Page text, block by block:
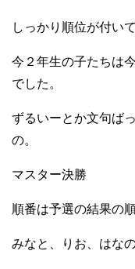
しっかり順位が付い
今２年生の子たちは
でした。
ずるいーとか文句ば
の。
マスター決勝
順番は予選の結果の
みなと、りお、はな